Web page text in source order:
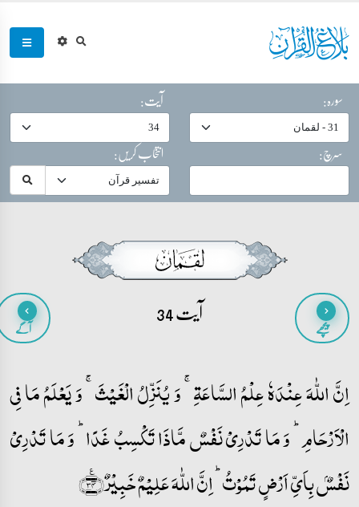
سورہ:
آیت:
سرچ:
انتخاب کریں:
پیچھے آیت 34 آگے
اِنَّ اللّٰہَ عِنۡدَہٗ عِلۡمُ السَّاعَۃِ ۚ وَ یُنَزِّلُ الۡغَیۡثَ ۚ وَ یَعۡلَمُ مَا فِی
الۡاَرۡحَامِ ؕ وَ مَا تَدۡرِیۡ نَفۡسٌ مَّاذَا تَکۡسِبُ غَدًا ؕ وَ مَا تَدۡرِیۡ
نَفۡسٌۢ بِاَیِّ اَرۡضٍ تَمُوۡتُ ؕ اِنَّ اللّٰہَ عَلِیۡمٌ خَبِیۡرٌ﴿٪۳۴﴾